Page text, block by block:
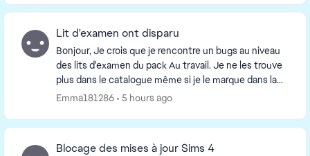
Lit d'examen ont disparu
Bonjour, Je crois que je rencontre un bugs au niveau
des lits d'examen du pack Au travail. Je ne les trouve
plus dans le catalogue même si je le marque dans la
barre de recherche. J'ai réparé le je...
Emma181286 5 hours ago
Blocage des mises à jour Sims 4